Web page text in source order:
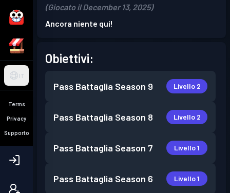
IT
Terms
Privacy
Supporto
(Giocato il December 13, 2025)
Ancora niente qui!
Obiettivi:
Pass Battaglia Season 9 Livello 2
Pass Battaglia Season 8 Livello 2
Pass Battaglia Season 7 Livello 1
Pass Battaglia Season 6 Livello 1